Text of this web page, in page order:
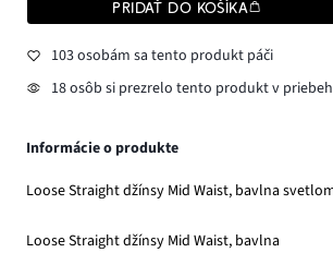
PRIDAŤ DO KOŠÍKA
103 osobám sa tento produkt páči
18 osôb si prezrelo tento produkt v
Informácie o produkte
Loose Straight džínsy Mid Waist, bavlna
Loose Straight džínsy Mid Waist, bavlna